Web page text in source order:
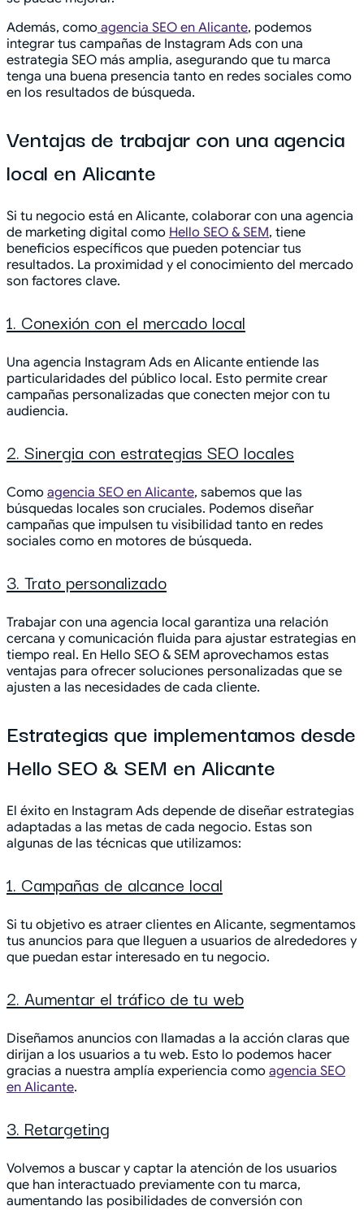
Además, como agencia SEO en Alicante, podemos
integrar tus campañas de Instagram Ads con una
estrategia SEO más amplia, asegurando que tu marca
tenga una buena presencia tanto en redes sociales como
en los resultados de búsqueda.
Ventajas de trabajar con una agencia
local en Alicante
Si tu negocio está en Alicante, colaborar con una agencia
de marketing digital como Hello SEO & SEM, tiene
beneficios específicos que pueden potenciar tus
resultados. La proximidad y el conocimiento del mercado
son factores clave.
1. Conexión con el mercado local
Una agencia Instagram Ads en Alicante entiende las
particularidades del público local. Esto permite crear
campañas personalizadas que conecten mejor con tu
audiencia.
2. Sinergia con estrategias SEO locales
Como agencia SEO en Alicante, sabemos que las
búsquedas locales son cruciales. Podemos diseñar
campañas que impulsen tu visibilidad tanto en redes
sociales como en motores de búsqueda.
3. Trato personalizado
Trabajar con una agencia local garantiza una relación
cercana y comunicación fluida para ajustar estrategias en
tiempo real. En Hello SEO & SEM aprovechamos estas
ventajas para ofrecer soluciones personalizadas que se
ajusten a las necesidades de cada cliente.
Estrategias que implementamos desde
Hello SEO & SEM en Alicante
El éxito en Instagram Ads depende de diseñar estrategias
adaptadas a las metas de cada negocio. Estas son
algunas de las técnicas que utilizamos:
1. Campañas de alcance local
Si tu objetivo es atraer clientes en Alicante, segmentamos
tus anuncios para que lleguen a usuarios de alrededores y
que puedan estar interesado en tu negocio.
2. Aumentar el tráfico de tu web
Diseñamos anuncios con llamadas a la acción claras que
dirijan a los usuarios a tu web. Esto lo podemos hacer
gracias a nuestra amplía experiencia como agencia SEO
en Alicante.
3. Retargeting
Volvemos a buscar y captar la atención de los usuarios
que han interactuado previamente con tu marca,
aumentando las posibilidades de conversión con